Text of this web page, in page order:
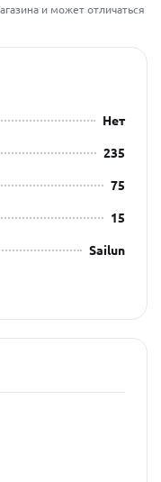
и может отличаться
Нет
235
75
15
Sailun